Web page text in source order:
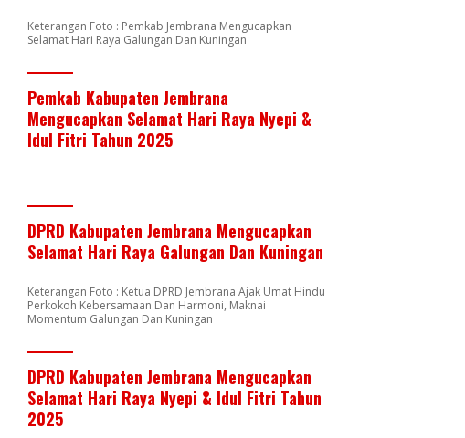
Keterangan Foto : Pemkab Jembrana Mengucapkan
Selamat Hari Raya Galungan Dan Kuningan
Pemkab Kabupaten Jembrana
Mengucapkan Selamat Hari Raya Nyepi &
Idul Fitri Tahun 2025
DPRD Kabupaten Jembrana Mengucapkan
Selamat Hari Raya Galungan Dan Kuningan
Keterangan Foto : Ketua DPRD Jembrana Ajak Umat Hindu
Perkokoh Kebersamaan Dan Harmoni, Maknai
Momentum Galungan Dan Kuningan
DPRD Kabupaten Jembrana Mengucapkan
Selamat Hari Raya Nyepi & Idul Fitri Tahun
2025